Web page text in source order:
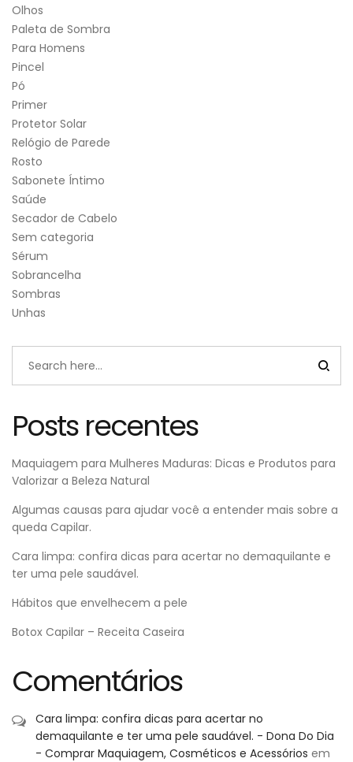
Olhos
Paleta de Sombra
Para Homens
Pincel
Pó
Primer
Protetor Solar
Relógio de Parede
Rosto
Sabonete Íntimo
Saúde
Secador de Cabelo
Sem categoria
Sérum
Sobrancelha
Sombras
Unhas
Posts recentes
Maquiagem para Mulheres Maduras: Dicas e Produtos para
Valorizar a Beleza Natural
Algumas causas para ajudar você a entender mais sobre a
queda Capilar.
Cara limpa: confira dicas para acertar no demaquilante e
ter uma pele saudável.
Hábitos que envelhecem a pele
Botox Capilar – Receita Caseira
Comentários
Cara limpa: confira dicas para acertar no
demaquilante e ter uma pele saudável. - Dona Do Dia
- Comprar Maquiagem, Cosméticos e Acessórios em